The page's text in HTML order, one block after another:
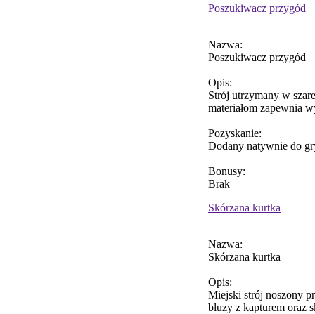
Poszukiwacz przygód
Nazwa:
Poszukiwacz przygód
Opis:
Strój utrzymany w
materiałom zapewnia
Pozyskanie:
Dodany natywnie do
Bonusy:
Brak
Skórzana kurtka
Nazwa:
Skórzana kurtka
Opis:
Miejski strój noszony
bluzy z kapturem oraz